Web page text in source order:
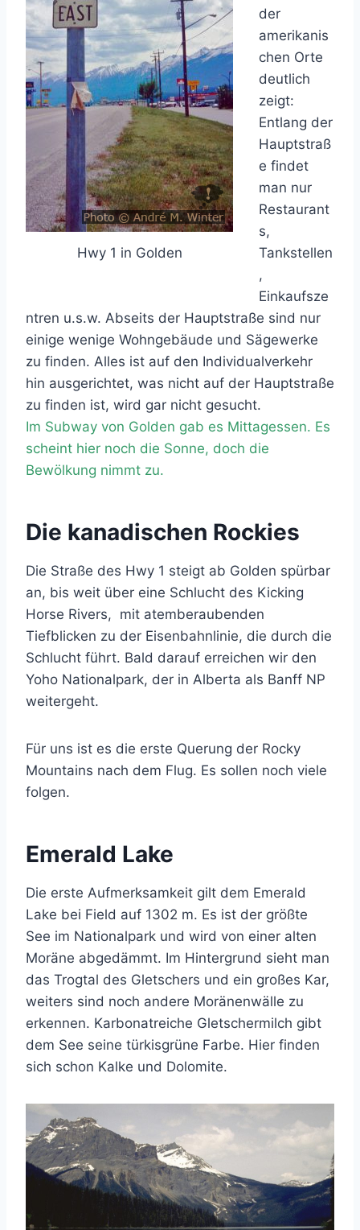
Hwy 1 in Golden
der
amerikanis
chen Orte
deutlich
zeigt:
Entlang der
Hauptstraß
e findet
man nur
Restaurant
s,
Tankstellen
,
Einkaufsze
ntren u.s.w. Abseits der Hauptstraße sind nur
einige wenige Wohngebäude und Sägewerke
zu finden. Alles ist auf den Individualverkehr
hin ausgerichtet, was nicht auf der Hauptstraße
zu finden ist, wird gar nicht gesucht.
Im Subway von Golden gab es Mittagessen. Es
scheint hier noch die Sonne, doch die
Bewölkung nimmt zu.
Die kanadischen Rockies
Die Straße des Hwy 1 steigt ab Golden spürbar
an, bis weit über eine Schlucht des Kicking
Horse Rivers, mit atemberaubenden
Tiefblicken zu der Eisenbahnlinie, die durch die
Schlucht führt. Bald darauf erreichen wir den
Yoho Nationalpark, der in Alberta als Banff NP
weitergeht.
Für uns ist es die erste Querung der Rocky
Mountains nach dem Flug. Es sollen noch viele
folgen.
Emerald Lake
Die erste Aufmerksamkeit gilt dem Emerald
Lake bei Field auf 1302 m. Es ist der größte
See im Nationalpark und wird von einer alten
Moräne abgedämmt. Im Hintergrund sieht man
das Trogtal des Gletschers und ein großes Kar,
weiters sind noch andere Moränenwälle zu
erkennen. Karbonatreiche Gletschermilch gibt
dem See seine türkisgrüne Farbe. Hier finden
sich schon Kalke und Dolomite.